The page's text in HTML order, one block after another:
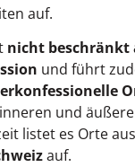
auf.
nicht beschränkt
und führt
und
listet es Orte aus
auf.